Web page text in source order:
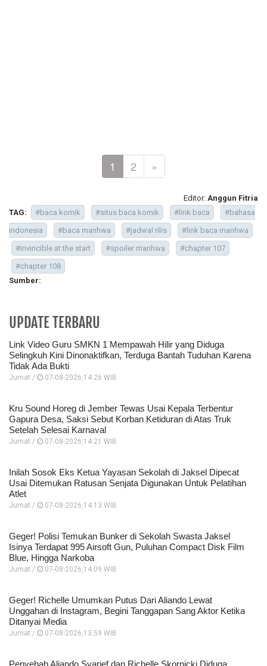
1 2 »
Editor: Anggun Fitria
TAG:
#baca komik #situs baca komik #link baca
#bahasa
indonesia
#baca manhwa #jadwal rilis
#link baca manhwa
#invincible at the start
#spoiler manhwa
#chapter 107
#chapter 108
Sumber:
UPDATE TERBARU
Link Video Guru SMKN 1 Mempawah Hilir yang Diduga
Selingkuh Kini Dinonaktifkan, Terduga Bantah Tuduhan Karena
Tidak Ada Bukti
Jumat / 07-08-2026,14:26 WIB
Kru Sound Horeg di Jember Tewas Usai Kepala Terbentur
Gapura Desa, Saksi Sebut Korban Ketiduran di Atas Truk
Setelah Selesai Karnaval
Jumat / 07-08-2026,14:21 WIB
Inilah Sosok Eks Ketua Yayasan Sekolah di Jaksel Dipecat
Usai Ditemukan Ratusan Senjata Digunakan Untuk Pelatihan
Atlet
Jumat / 07-08-2026,14:13 WIB
Geger! Polisi Temukan Bunker di Sekolah Swasta Jaksel
Isinya Terdapat 995 Airsoft Gun, Puluhan Compact Disk Film
Blue, Hingga Narkoba
Jumat / 07-08-2026,14:09 WIB
Geger! Richelle Umumkan Putus Dari Aliando Lewat
Unggahan di Instagram, Begini Tanggapan Sang Aktor Ketika
Ditanyai Media
Jumat / 07-08-2026,13:59 WIB